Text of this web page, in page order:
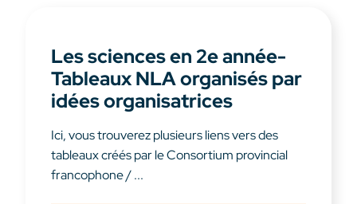
Les sciences en 2e année-
Tableaux NLA organisés par
idées organisatrices
Ici, vous trouverez plusieurs liens vers des
tableaux créés par le Consortium provincial
francophone / ...